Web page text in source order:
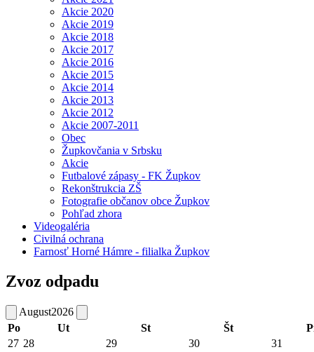
Akcie 2020
Akcie 2019
Akcie 2018
Akcie 2017
Akcie 2016
Akcie 2015
Akcie 2014
Akcie 2013
Akcie 2012
Akcie 2007-2011
Obec
Župkovčania v Srbsku
Akcie
Futbalové zápasy - FK Župkov
Rekonštrukcia ZŠ
Fotografie občanov obce Župkov
Pohľad zhora
Videogaléria
Civilná ochrana
Farnosť Horné Hámre - filialka Župkov
Zvoz odpadu
August2026
Po
Ut St Št
27 28 29 30 31